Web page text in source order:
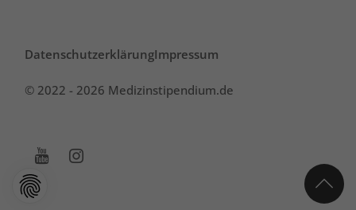
DatenschutzerklärungImpressum
© 2022 - 2026 Medizinstipendium.de